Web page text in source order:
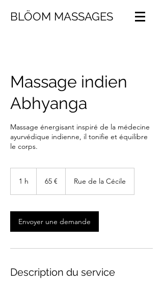
BLÖOM MASSAGES
Massage indien
Abhyanga
Massage énergisant inspiré de la médecine
ayurvédique indienne, il tonifie et équilibre
le corps.
1 h 65 € Rue de la Cécile
Envoyer une demande
Description du service